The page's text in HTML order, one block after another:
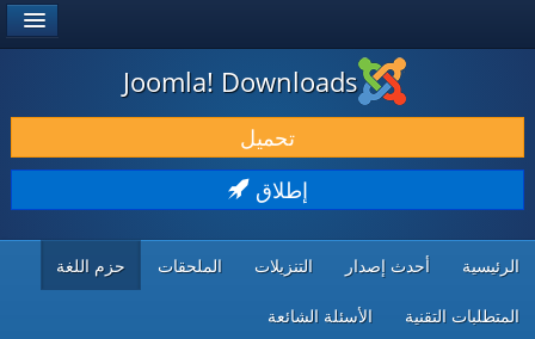
حمل & ومدد
اكتشف & تعلم
Joomla! Downloads
تحميل
إطلاق
الرئيسية أحدث إصدار التنزيلات الملحقات حزم اللغة
المتطلبات التقنية الأسئلة الشائعة